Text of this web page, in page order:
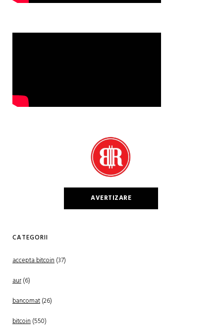
AVERTIZARE
CATEGORII
accepta bitcoin(37)
aur(6)
bancomat(26)
bitcoin(550)